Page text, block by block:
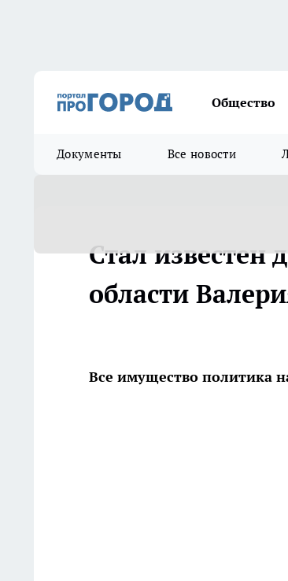
Общество
Документы Все новости
Стал известен
области
Все имущество политика